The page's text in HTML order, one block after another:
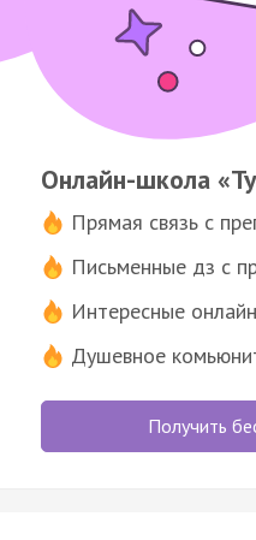
Онлайн-школа
Прямая связь с
Письменные дз с
Интересные
Душевное
Получить